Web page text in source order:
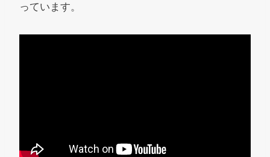
っています。